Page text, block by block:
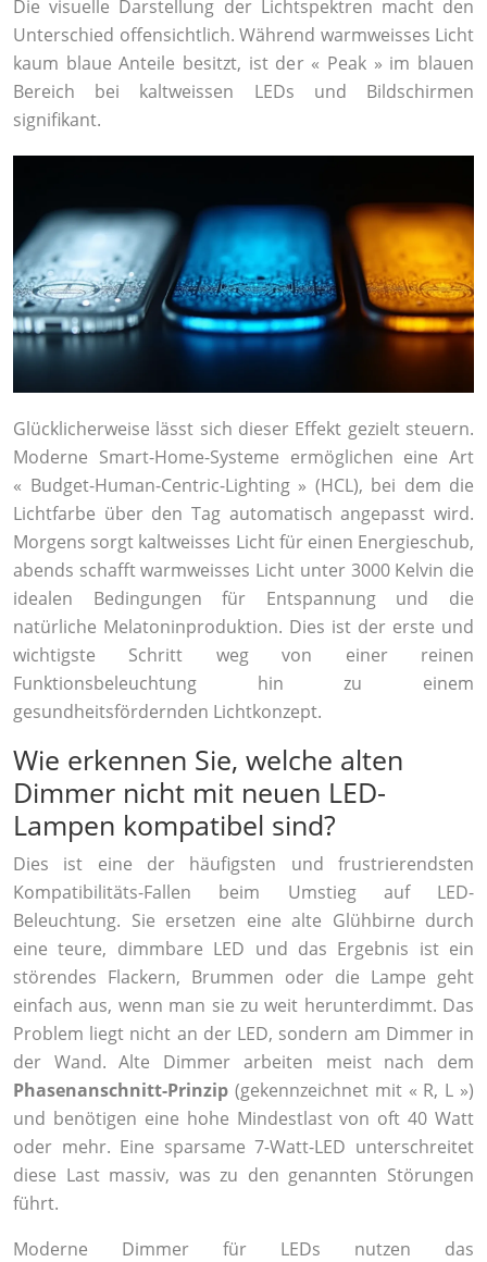
Die visuelle Darstellung der Lichtspektren macht den
Unterschied offensichtlich. Während warmweisses Licht
kaum blaue Anteile besitzt, ist der « Peak » im blauen
Bereich bei kaltweissen LEDs und Bildschirmen
signifikant.
Glücklicherweise lässt sich dieser Effekt gezielt steuern.
Moderne Smart-Home-Systeme ermöglichen eine Art
« Budget-Human-Centric-Lighting » (HCL), bei dem die
Lichtfarbe über den Tag automatisch angepasst wird.
Morgens sorgt kaltweisses Licht für einen Energieschub,
abends schafft warmweisses Licht unter 3000 Kelvin die
idealen Bedingungen für Entspannung und die
natürliche Melatoninproduktion. Dies ist der erste und
wichtigste Schritt weg von einer reinen
Funktionsbeleuchtung hin zu einem
gesundheitsfördernden Lichtkonzept.
Wie erkennen Sie, welche alten
Dimmer nicht mit neuen LED-
Lampen kompatibel sind?
Dies ist eine der häufigsten und frustrierendsten
Kompatibilitäts-Fallen beim Umstieg auf LED-
Beleuchtung. Sie ersetzen eine alte Glühbirne durch
eine teure, dimmbare LED und das Ergebnis ist ein
störendes Flackern, Brummen oder die Lampe geht
einfach aus, wenn man sie zu weit herunterdimmt. Das
Problem liegt nicht an der LED, sondern am Dimmer in
der Wand. Alte Dimmer arbeiten meist nach dem
Phasenanschnitt-Prinzip (gekennzeichnet mit « R, L »)
und benötigen eine hohe Mindestlast von oft 40 Watt
oder mehr. Eine sparsame 7-Watt-LED unterschreitet
diese Last massiv, was zu den genannten Störungen
führt.
Moderne Dimmer für LEDs nutzen das